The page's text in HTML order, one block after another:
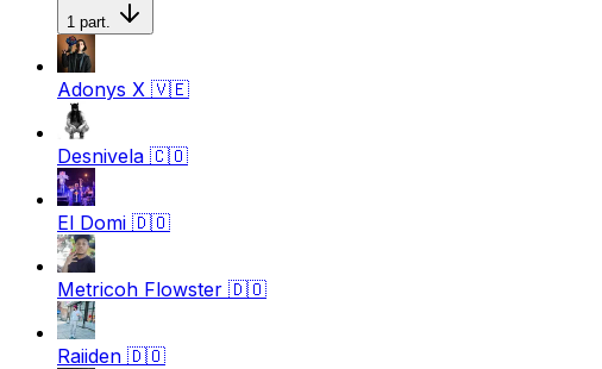
1 part.
Adonys X 🇻🇪
Desnivela 🇨🇴
El Domi 🇩🇴
Metricoh Flowster 🇩🇴
Raiiden 🇩🇴